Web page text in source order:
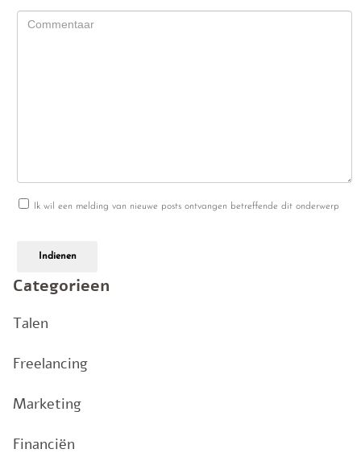
Ik wil een melding van nieuwe posts ontvangen betreffende dit onderwerp
Indienen
Categorieen
Talen
Freelancing
Marketing
Financiën